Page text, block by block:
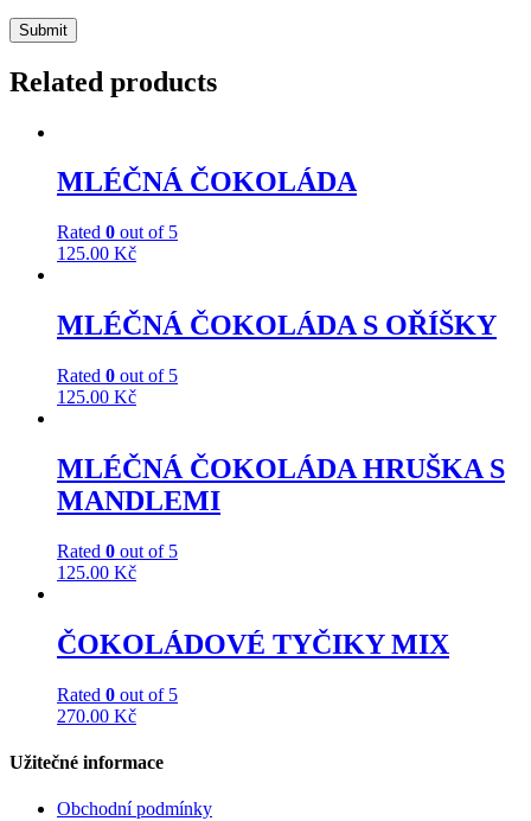
Related products
MLÉČNÁ ČOKOLÁDA
Rated 0 out of 5
125.00 Kč
MLÉČNÁ ČOKOLÁDA S OŘÍŠKY
Rated 0 out of 5
125.00 Kč
MLÉČNÁ ČOKOLÁDA HRUŠKA S
MANDLEMI
Rated 0 out of 5
125.00 Kč
ČOKOLÁDOVÉ TYČIKY MIX
Rated 0 out of 5
270.00 Kč
Užitečné informace
Obchodní podmínky